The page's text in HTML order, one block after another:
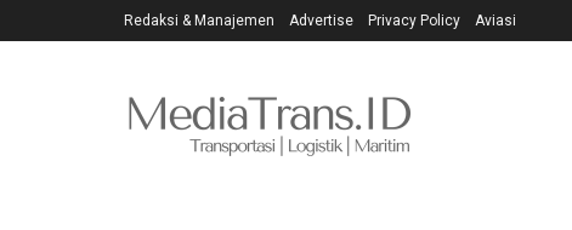
Redaksi & Manajemen Advertise Privacy Policy Aviasi